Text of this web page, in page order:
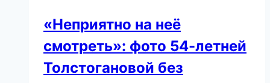
«Неприятно на неё
смотреть»: фото 54-летней
Толстогановой без